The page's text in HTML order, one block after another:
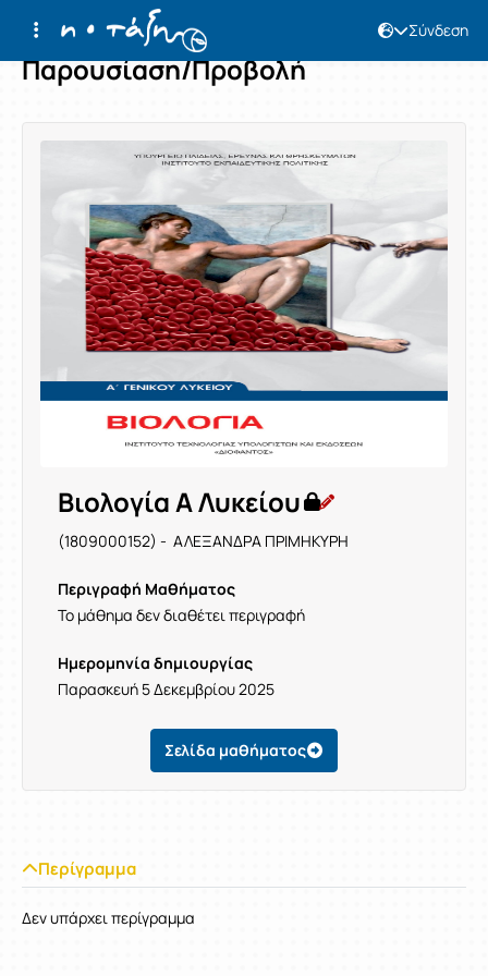
Σύνδεση
Παρουσίαση/Προβολή
Βιολογία Α Λυκείου
(1809000152) - ΑΛΕΞΑΝΔΡΑ ΠΡΙΜΗΚΥΡΗ
Περιγραφή Μαθήματος
Το μάθημα δεν διαθέτει περιγραφή
Ημερομηνία δημιουργίας
Παρασκευή 5 Δεκεμβρίου 2025
Σελίδα μαθήματος
Περίγραμμα
Δεν υπάρχει περίγραμμα